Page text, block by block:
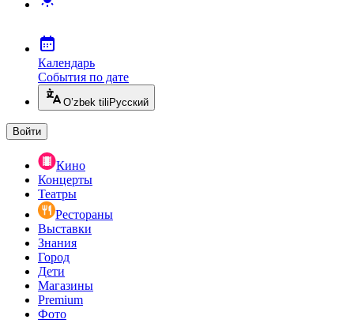
Календарь
События по дате
O’zbek tili Русский
Войти
Кино
Концерты
Театры
Рестораны
Выставки
Знания
Город
Дети
Магазины
Premium
Фото